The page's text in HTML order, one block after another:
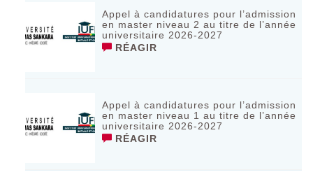
Appel à candidatures pour l’admission
en master niveau 2 au titre de l’année
universitaire 2026-2027
RÉAGIR
Appel à candidatures pour l’admission
en master niveau 1 au titre de l’année
universitaire 2026-2027
RÉAGIR